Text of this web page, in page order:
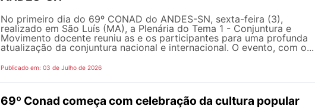
No primeiro dia do 69º CONAD do ANDES-SN, sexta-feira (3),
realizado em São Luís (MA), a Plenária do Tema 1 - Conjuntura e
Movimento docente reuniu as e os participantes para uma profunda
atualização da conjuntura nacional e internacional. O evento, com o...
Publicado em: 03 de Julho de 2026
69º Conad começa com celebração da cultura popular